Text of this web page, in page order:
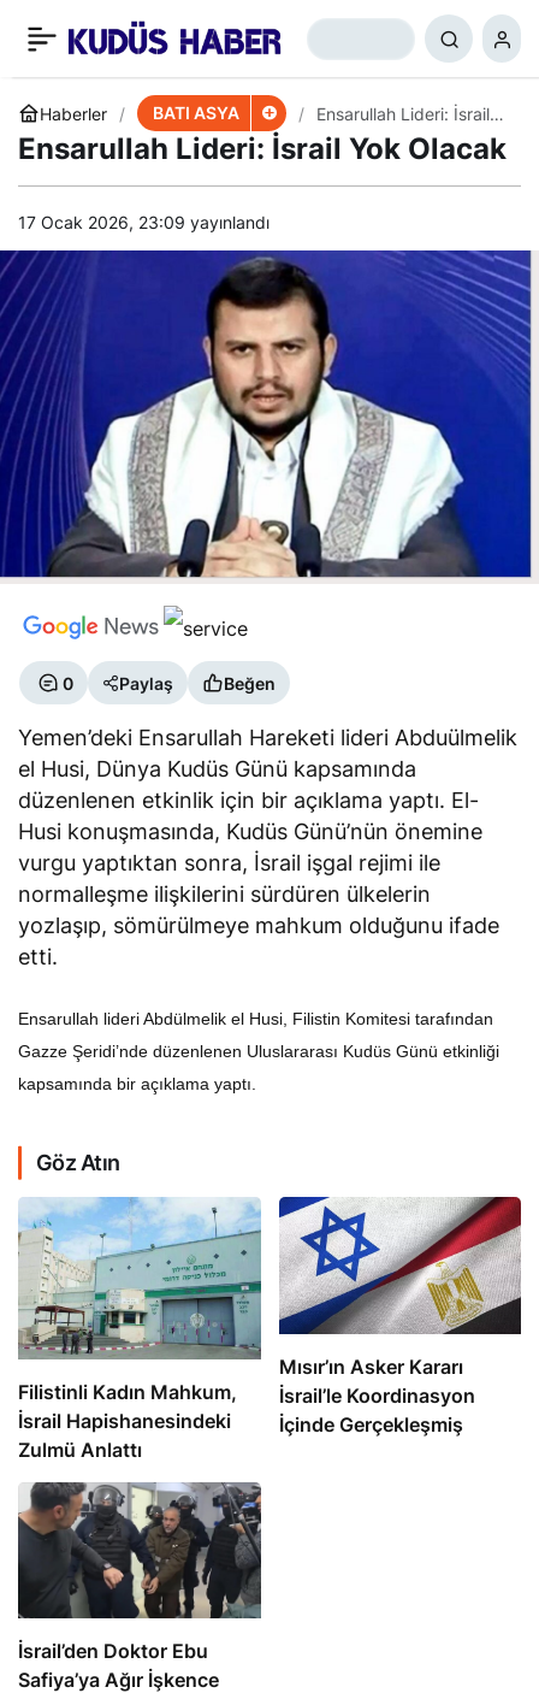
Haberler BATI ASYA
Ensarullah Lideri: İsrail
Yok Olacak
Ensarullah Lideri: İsrail Yok Olacak
17 Ocak 2026, 23:09 yayınlandı
0 Paylaş Beğen
Yemen’deki Ensarullah Hareketi lideri Abduülmelik
el Husi, Dünya Kudüs Günü kapsamında
düzenlenen etkinlik için bir açıklama yaptı. El-
Husi konuşmasında, Kudüs Günü’nün önemine
vurgu yaptıktan sonra, İsrail işgal rejimi ile
normalleşme ilişkilerini sürdüren ülkelerin
yozlaşıp, sömürülmeye mahkum olduğunu ifade
etti.
Ensarullah lideri Abdülmelik el Husi, Filistin Komitesi tarafından
Gazze Şeridi’nde düzenlenen Uluslararası Kudüs Günü etkinliği
kapsamında bir açıklama yaptı.
Göz Atın
Filistinli Kadın Mahkum,
İsrail Hapishanesindeki
Zulmü Anlattı
Mısır’ın Asker Kararı
İsrail’le Koordinasyon
İçinde Gerçekleşmiş
İsrail’den Doktor Ebu
Safiya’ya Ağır İşkence
Kaani: İsrail Semalarında
Drone Uçurduk
+ 0 Paylaş